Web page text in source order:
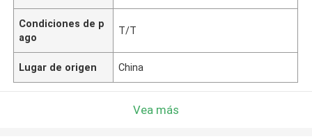
Condiciones de p
ago
T/T
Lugar de origen China
Vea más